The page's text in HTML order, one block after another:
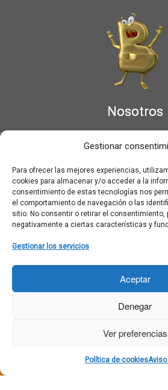
Gestionar
Para ofrecer las mejores experiencias,
cookies para almacenar y/o acceder a la
consentimiento de estas tecnologías nos
el comportamiento de navegación o las
sitio. No consentir o retirar el consentimiento,
negativamente a ciertas características y
Gestionar los servicios
Aceptar
Denegar
Ver preferencias
Política de cookiesAviso
Nosotros
Aviso legal
Más información sobre las
Noticias al correo
Política de cookies
Política de cookies
Política de privacidad
Ponte en contacto con
Buscar:
Diseñado con elTema